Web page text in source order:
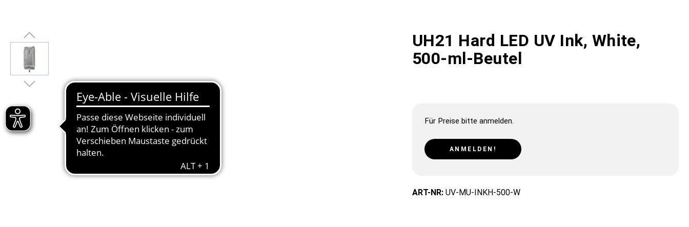
UH21 Hard LED UV Ink, White,
500-ml-Beutel
Für Preise bitte anmelden.
ANMELDEN!
ART-NR: UV-MU-INKH-500-W